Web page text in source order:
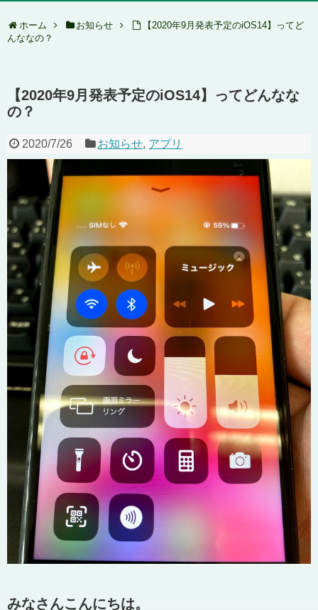
ホーム お知らせ
【2020年9月発表予定のiOS14】ってど
んななの？
【2020年9月発表予定のiOS14】ってどんなな
の？
2020/7/26 お知らせ, アプリ
みなさんこんにちは。